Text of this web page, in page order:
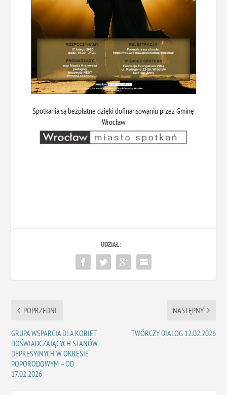
Spotkania są bezpłatne dzięki dofinansowaniu przez Gminę
Wrocław
UDZIAŁ:
POPRZEDNI
GRUPA WSPARCIA DLA KOBIET
DOŚWIADCZAJĄCYCH STANÓW
DEPRESYJNYCH W OKRESIE
POPORODOWYM – OD
17.02.2026
NASTĘPNY
TWÓRCZY DIALOG 12.02.2026